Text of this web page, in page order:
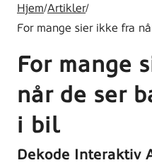
Hjem/Artikler/
For mange sier ikke fra
For mange
når de ser
i bil
Dekode Interaktiv